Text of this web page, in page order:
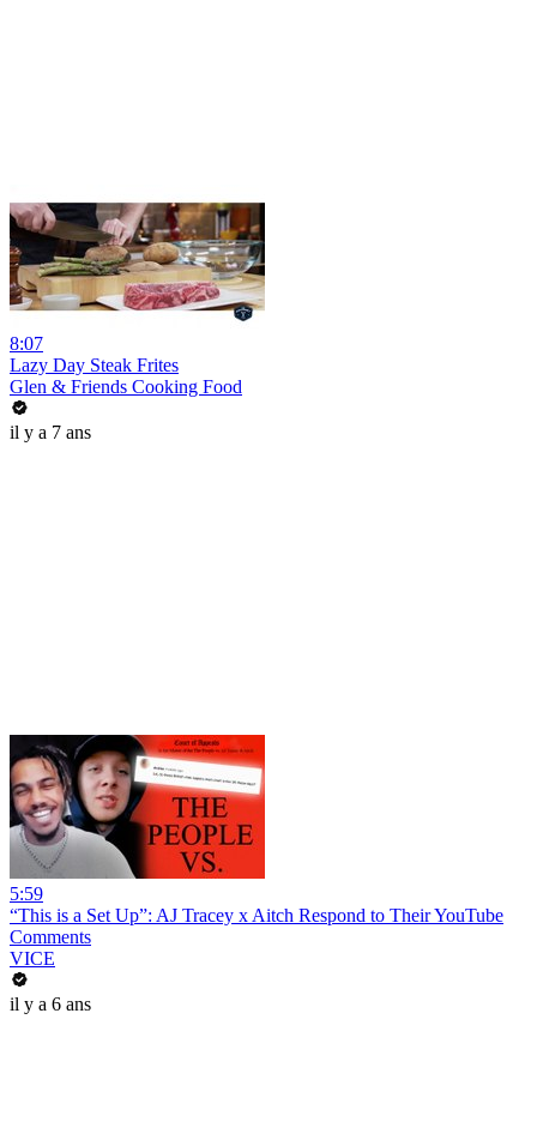
8:07
Lazy Day Steak Frites
Glen & Friends Cooking Food
il y a 7 ans
5:59
“This is a Set Up”: AJ Tracey x Aitch Respond to Their YouTube
Comments
VICE
il y a 6 ans